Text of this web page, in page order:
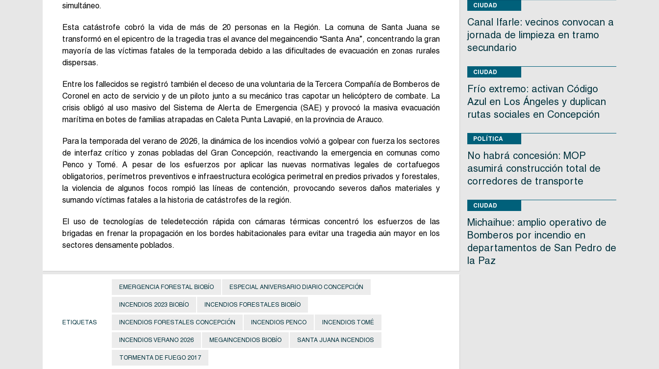
simultáneo.
Esta catástrofe cobró la vida de más de 20 personas en la Región. La comuna de Santa Juana se
transformó en el epicentro de la tragedia tras el avance del megaincendio “Santa Ana”, concentrando la gran
mayoría de las víctimas fatales de la temporada debido a las dificultades de evacuación en zonas rurales
dispersas.
Entre los fallecidos se registró también el deceso de una voluntaria de la Tercera Compañía de Bomberos de
Coronel en acto de servicio y de un piloto junto a su mecánico tras capotar un helicóptero de combate. La
crisis obligó al uso masivo del Sistema de Alerta de Emergencia (SAE) y provocó la masiva evacuación
marítima en botes de familias atrapadas en Caleta Punta Lavapié, en la provincia de Arauco.
Para la temporada del verano de 2026, la dinámica de los incendios volvió a golpear con fuerza los sectores
de interfaz crítico y zonas pobladas del Gran Concepción, reactivando la emergencia en comunas como
Penco y Tomé. A pesar de los esfuerzos por aplicar las nuevas normativas legales de cortafuegos
obligatorios, perímetros preventivos e infraestructura ecológica perimetral en predios privados y forestales,
la violencia de algunos focos rompió las líneas de contención, provocando severos daños materiales y
sumando víctimas fatales a la historia de catástrofes de la región.
El uso de tecnologías de teledetección rápida con cámaras térmicas concentró los esfuerzos de las
brigadas en frenar la propagación en los bordes habitacionales para evitar una tragedia aún mayor en los
sectores densamente poblados.
ETIQUETAS
EMERGENCIA FORESTAL BIOBÍO ESPECIAL ANIVERSARIO DIARIO CONCEPCIÓN
INCENDIOS 2023 BIOBÍO INCENDIOS FORESTALES BIOBÍO
INCENDIOS FORESTALES CONCEPCIÓN INCENDIOS PENCO INCENDIOS TOMÉ
INCENDIOS VERANO 2026 MEGAINCENDIOS BIOBÍO SANTA JUANA INCENDIOS
TORMENTA DE FUEGO 2017
CIUDAD
Canal Ifarle: vecinos convocan a
jornada de limpieza en tramo
secundario
CIUDAD
Frío extremo: activan Código
Azul en Los Ángeles y duplican
rutas sociales en Concepción
POLÍTICA
No habrá concesión: MOP
asumirá construcción total de
corredores de transporte
CIUDAD
Michaihue: amplio operativo de
Bomberos por incendio en
departamentos de San Pedro de
la Paz